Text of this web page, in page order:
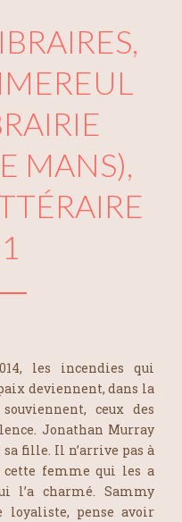
MANS),
les incendies qui
deviennent, dans la
ceux des
Jonathan Murray
fille. Il n’arrive pas à
femme qui les a
l’a charmé. Sammy
loyaliste, pense avoir